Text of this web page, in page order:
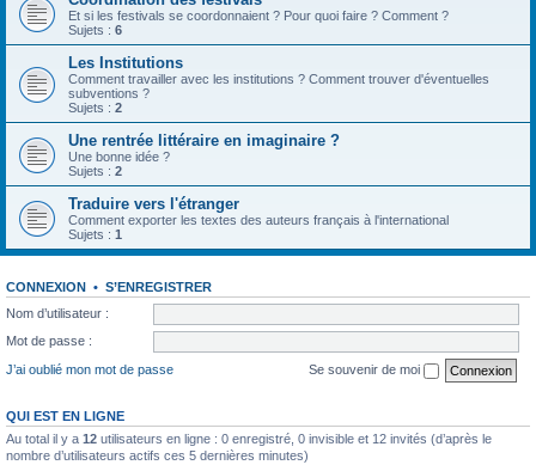
Et si les festivals se coordonnaient ? Pour quoi faire ? Comment ?
Sujets : 6
Les Institutions
Comment travailler avec les institutions ? Comment trouver d'éventuelles
subventions ?
Sujets : 2
Une rentrée littéraire en imaginaire ?
Une bonne idée ?
Sujets : 2
Traduire vers l'étranger
Comment exporter les textes des auteurs français à l'international
Sujets : 1
CONNEXION • S’ENREGISTRER
Nom d’utilisateur :
Mot de passe :
J’ai oublié mon mot de passe
Se souvenir de moi
QUI EST EN LIGNE
Au total il y a 12 utilisateurs en ligne : 0 enregistré, 0 invisible et 12 invités (d’après le
nombre d’utilisateurs actifs ces 5 dernières minutes)